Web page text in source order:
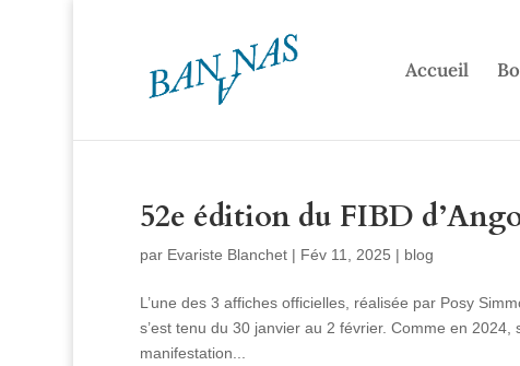
Accueil
52e édition du FIBD
par Evariste Blanchet| Fév 11, 2025 | blog
L’une des 3 affiches officielles, réalisée par Posy
s’est tenu du 30 janvier au 2 février. Comme en
manifestation...